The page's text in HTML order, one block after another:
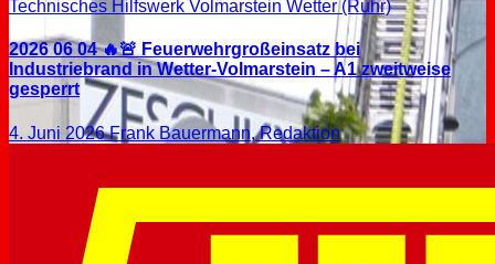
Technisches Hilfswerk Volmarstein Wetter (Ruhr)
2026 06 04 🔥🚨 Feuerwehrgroßeinsatz bei
Industriebrand in Wetter-Volmarstein – A1 zweitweise
gesperrt
4. Juni 2026Frank Bauermann, Redaktion